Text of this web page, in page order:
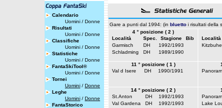
Calendario
Uomini / Donne
Risultati
Uomini / Donne
Classifiche
Uomini / Donne
Statistiche
Uomini / Donne
FantaSkiTool®
Uomini / Donne
Tornei
Uomini / Donne
Leghe
Uomini / Donne
FantaStorico
Gare a punti dal 1994: (in bluetto i risultati della
4 ° posizione ( 2 )
Località
Spec. Stagione
Bib
Garmisch
DH
1992/1993
Schladming
DH 1989/1990
Località
11 ° posizione ( 1 )
Val d Isere
DH 1990/1991
14 ° posizione ( 2 )
St.Anton
DH
1992/1993
Val Gardena
DH 1992/1993
Lake